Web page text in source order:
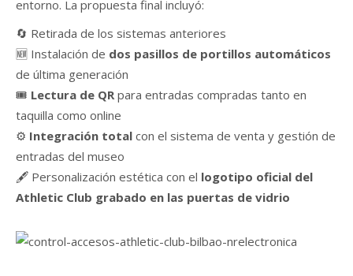
entorno. La propuesta final incluyó:
🔄 Retirada de los sistemas anteriores
🆕 Instalación de dos pasillos de portillos automáticos
de última generación
🎟️ Lectura de QRpara entradas compradas tanto en
taquilla como online
⚙️ Integración total con el sistema de venta y gestión de
entradas del museo
🖋️ Personalización estética con el logotipo oficial del
Athletic Club grabado en las puertas de vidrio